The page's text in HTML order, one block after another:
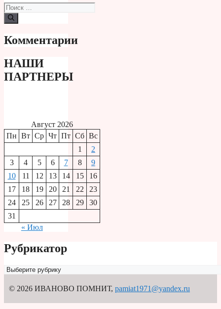
Поиск:
Комментарии
НАШИ
ПАРТНЕРЫ
Август 2026
Пн Вт Ср Чт Пт Сб Вс
1
2
3
4 5 6 7 8
9
10
11 12 13 14 15
16
17
18 19 20 21 22
23
24
25 26 27 28 29
30
31
« Июл
Рубрикатор
Рубрикатор
© 2026 ИВАНОВО ПОМНИТ, pamiat1971@yandex.ru